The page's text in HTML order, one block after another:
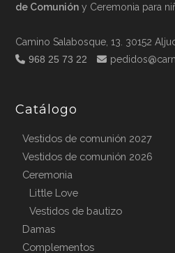
de Comunión y Ceremonia para
Camino Salabosque, 13. 30152
968 25 73 22
Catálogo
Vestidos de comunión 2027
Vestidos de comunión 2026
Ceremonia
Little Love
Vestidos de bautizo
Damas
Complementos